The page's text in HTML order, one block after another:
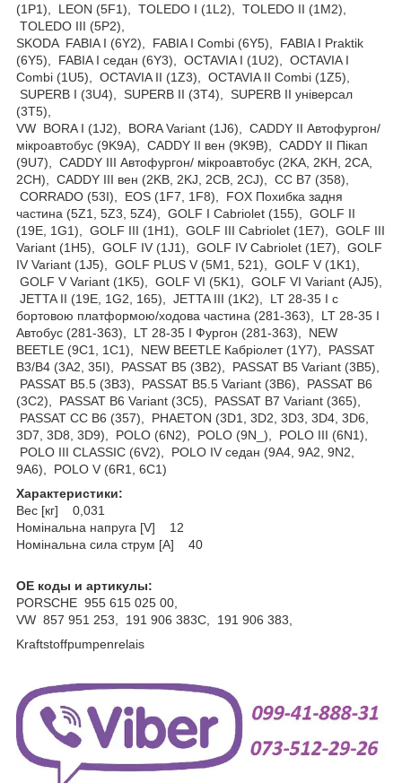
(1P1), LEON (5F1), TOLEDO I (1L2), TOLEDO II (1M2),
TOLEDO III (5P2),
SKODA FABIA I (6Y2), FABIA I Combi (6Y5), FABIA I Praktik
(6Y5), FABIA I седан (6Y3), OCTAVIA I (1U2), OCTAVIA I
Combi (1U5), OCTAVIA II (1Z3), OCTAVIA II Combi (1Z5),
SUPERB I (3U4), SUPERB II (3T4), SUPERB II універсал
(3T5),
VW BORA I (1J2), BORA Variant (1J6), CADDY II Автофургон/
мікроавтобус (9K9A), CADDY II вен (9K9B), CADDY II Пікап
(9U7), CADDY III Автофургон/ мікроавтобус (2KA, 2KH, 2CA,
2CH), CADDY III вен (2KB, 2KJ, 2CB, 2CJ), CC B7 (358),
CORRADO (53I), EOS (1F7, 1F8), FOX Похибка задня
частина (5Z1, 5Z3, 5Z4), GOLF I Cabriolet (155), GOLF II
(19E, 1G1), GOLF III (1H1), GOLF III Cabriolet (1E7), GOLF III
Variant (1H5), GOLF IV (1J1), GOLF IV Cabriolet (1E7), GOLF
IV Variant (1J5), GOLF PLUS V (5M1, 521), GOLF V (1K1),
GOLF V Variant (1K5), GOLF VI (5K1), GOLF VI Variant (AJ5),
JETTA II (19E, 1G2, 165), JETTA III (1K2), LT 28-35 I c
бортовою платформою/ходова частина (281-363), LT 28-35 I
Автобус (281-363), LT 28-35 I Фургон (281-363), NEW
BEETLE (9C1, 1C1), NEW BEETLE Кабріолет (1Y7), PASSAT
B3/B4 (3A2, 35I), PASSAT B5 (3B2), PASSAT B5 Variant (3B5),
PASSAT B5.5 (3B3), PASSAT B5.5 Variant (3B6), PASSAT B6
(3C2), PASSAT B6 Variant (3C5), PASSAT B7 Variant (365),
PASSAT CC B6 (357), PHAETON (3D1, 3D2, 3D3, 3D4, 3D6,
3D7, 3D8, 3D9), POLO (6N2), POLO (9N_), POLO III (6N1),
POLO III CLASSIC (6V2), POLO IV седан (9A4, 9A2, 9N2,
9A6), POLO V (6R1, 6C1)
Характеристики:
Вес [кг] 0,031
Номінальна напруга [V] 12
Номінальна сила струм [A] 40
OE коды и артикулы:
PORSCHE 955 615 025 00,
VW 857 951 253, 191 906 383C, 191 906 383,
Kraftstoffpumpenrelais